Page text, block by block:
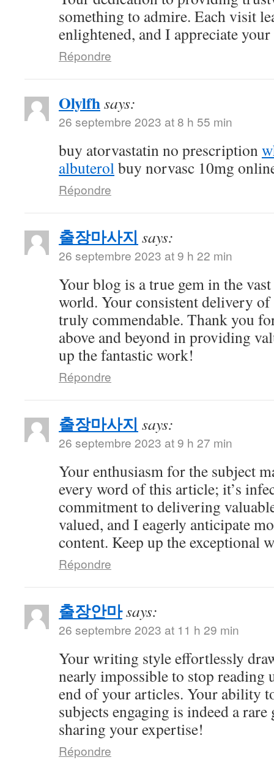
something to admire. Each visit
enlightened, and I appreciate
Répondre
Olylfhsays:
26 septembre 2023 at 8 h 55 min
buy atorvastatin no prescription
albuterolbuy norvasc 10mg
Répondre
출장마사지 says:
26 septembre 2023 at 9 h 22 min
Your blog is a true gem in the
world. Your consistent delivery
truly commendable. Thank you
above and beyond in providing
up the fantastic work!
Répondre
출장마사지 says:
26 septembre 2023 at 9 h 27 min
Your enthusiasm for the subject
every word of this article; it’s
commitment to delivering
valued, and I eagerly anticipate
content. Keep up the exceptional
Répondre
출장안마says:
26 septembre 2023 at 11 h 29 min
Your writing style effortlessly
nearly impossible to stop reading
end of your articles. Your ability
subjects engaging is indeed a
sharing your expertise!
Répondre